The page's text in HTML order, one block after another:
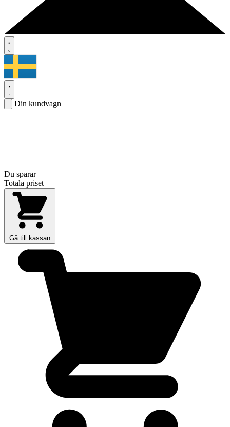
Din kundvagn
Du sparar
Totala priset
Gå till kassan